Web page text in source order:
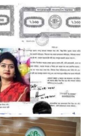
মানববন্ধন।
কাছে আছি..এমপি